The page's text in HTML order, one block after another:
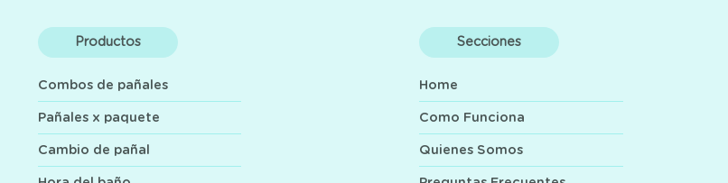
Productos
Combos de pañales
Pañales x paquete
Cambio de pañal
Secciones
Home
Como Funciona
Quienes Somos